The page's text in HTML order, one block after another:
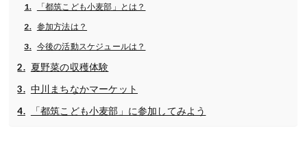
「都筑こども小麦部」とは？
参加方法は？
今後の活動スケジュールは？
夏野菜の収穫体験
中川まちなかマーケット
「都筑こども小麦部」に参加してみよう